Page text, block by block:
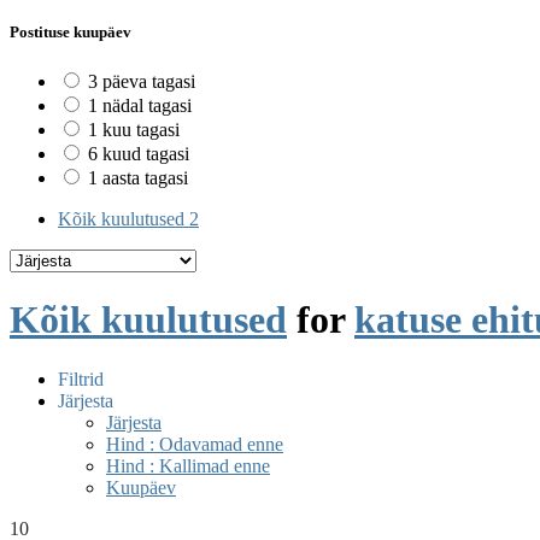
Postituse kuupäev
3 päeva tagasi
1 nädal tagasi
1 kuu tagasi
6 kuud tagasi
1 aasta tagasi
Kõik kuulutused 2
Kõik kuulutused forkatuse
Filtrid
Järjesta
Järjesta
Hind : Odavamad enne
Hind : Kallimad enne
Kuupäev
10